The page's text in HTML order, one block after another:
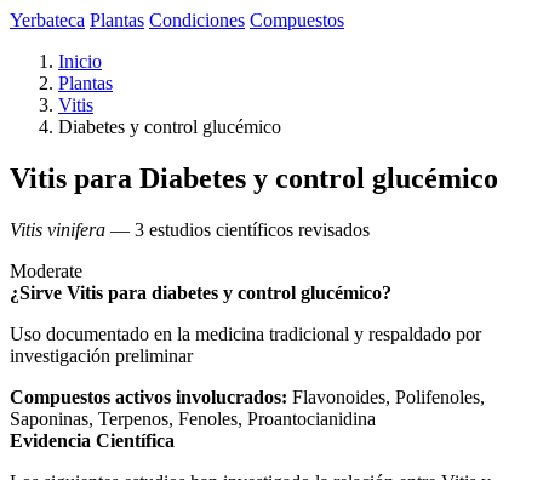
Yerbateca Plantas Condiciones Compuestos
Inicio
Plantas
Vitis
Diabetes y control glucémico
Vitis para Diabetes y control glucémico
Vitis vinifera — 3 estudios científicos revisados
Moderate
¿Sirve Vitis para diabetes y control glucémico?
Uso documentado en la medicina tradicional y respaldado por
investigación preliminar
Compuestos activos involucrados: Flavonoides, Polifenoles,
Saponinas, Terpenos, Fenoles, Proantocianidina
Evidencia Científica